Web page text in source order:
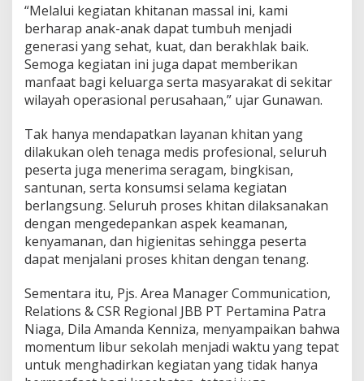
G
e
a
r
K
h
a
n
a
n
M
a
s
s
a
1
0
0
A
n
a
k
“Melalui kegiatan khitanan massal ini, kami
berharap anak-anak dapat tumbuh menjadi
generasi yang sehat, kuat, dan berakhlak baik.
Semoga kegiatan ini juga dapat memberikan
manfaat bagi keluarga serta masyarakat di sekitar
wilayah operasional perusahaan,” ujar Gunawan.
Tak hanya mendapatkan layanan khitan yang
dilakukan oleh tenaga medis profesional, seluruh
peserta juga menerima seragam, bingkisan,
santunan, serta konsumsi selama kegiatan
berlangsung. Seluruh proses khitan dilaksanakan
dengan mengedepankan aspek keamanan,
kenyamanan, dan higienitas sehingga peserta
dapat menjalani proses khitan dengan tenang.
Sementara itu, Pjs. Area Manager Communication,
Relations & CSR Regional JBB PT Pertamina Patra
Niaga, Dila Amanda Kenniza, menyampaikan bahwa
momentum libur sekolah menjadi waktu yang tepat
untuk menghadirkan kegiatan yang tidak hanya